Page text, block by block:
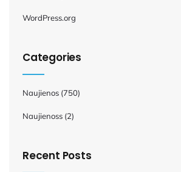
WordPress.org
Categories
Naujienos (750)
Naujienoss (2)
Recent Posts